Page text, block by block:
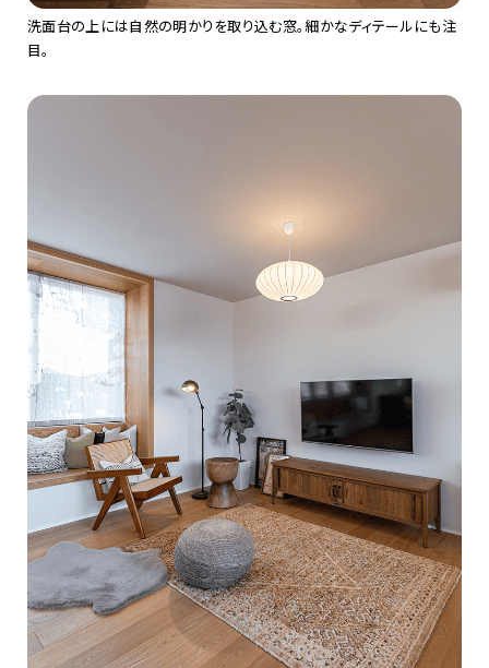
洗面台の上には自然の明かりを取り込む窓。細かなディテールにも注
目。